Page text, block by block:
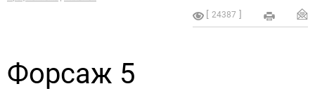
24387
Форсаж 5